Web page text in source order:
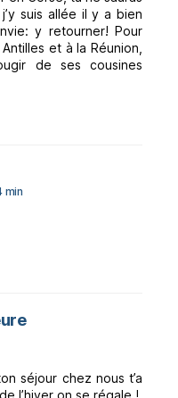
suis allée il y a bien
y retourner! Pour
et à la Réunion,
de ses cousines
min
dit :
séjour chez nous t’a
l’hiver on se régale !